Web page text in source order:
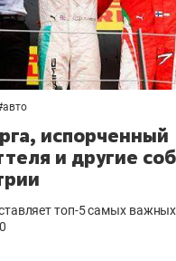
авто
испорченный
и другие
топ-5 самых
0